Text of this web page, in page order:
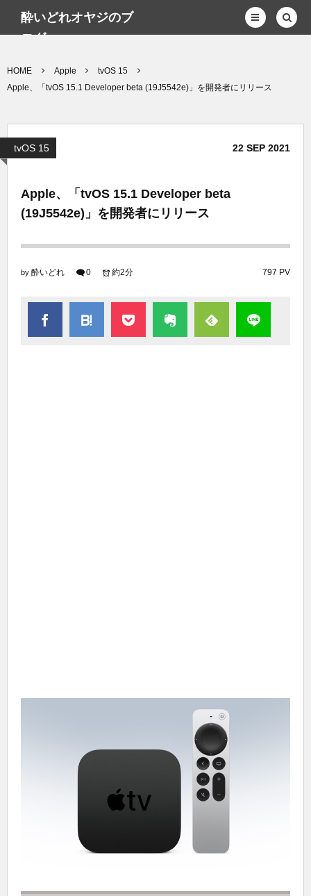
酔いどれオヤジのブ
ログwp
HOME Apple
tvOS 15
Apple、「tvOS 15.1 Developer beta (19J5542e)」を開発者にリリース
tvOS 15 22 SEP 2021
Apple、「tvOS 15.1 Developer beta
(19J5542e)」を開発者にリリース
by 酔いどれ 0 797 PV
約2分